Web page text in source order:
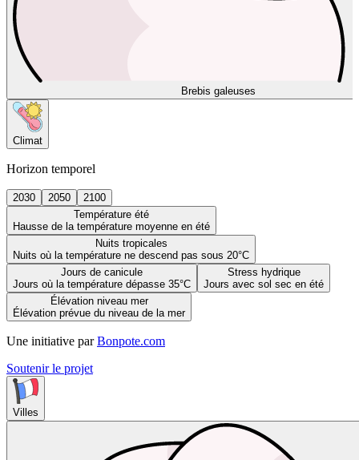
Brebis galeuses
Climat
Horizon temporel
2030 2050
2100
Température été
Hausse de la température moyenne en été
Nuits tropicales
Nuits où la température ne descend pas sous 20°C
Jours de canicule
Jours où la température dépasse 35°C
Stress hydrique
Jours avec sol sec en été
Élévation niveau mer
Élévation prévue du niveau de la mer
Une initiative par Bonpote.com
Soutenir le projet
Villes